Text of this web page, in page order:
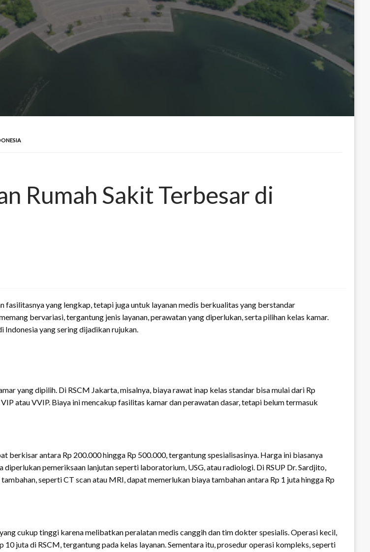
Rumah Sakit Terbesar di
fasilitasnya yang lengkap, tetapi juga untuk layanan medis berkualitas yang berstandar
bervariasi, tergantung jenis layanan, perawatan yang diperlukan, serta pilihan kelas kamar.
Indonesia yang sering dijadikan rujukan.
yang dipilih. Di RSCM Jakarta, misalnya, biaya rawat inap kelas standar bisa mulai dari Rp
atau VVIP. Biaya ini mencakup fasilitas kamar dan perawatan dasar, tetapi belum termasuk
berkisar antara Rp 200.000 hingga Rp 500.000, tergantung spesialisasinya. Harga ini biasanya
pemeriksaan lanjutan seperti laboratorium, USG, atau radiologi. Di RSUP Dr. Sardjito,
seperti CT scan atau MRI, dapat memerlukan biaya tambahan antara Rp 1 juta hingga Rp
yang cukup tinggi karena melibatkan peralatan medis canggih dan tim dokter spesialis. Operasi kecil,
juta di RSCM, tergantung pada kelas layanan. Sementara itu, prosedur operasi kompleks, seperti